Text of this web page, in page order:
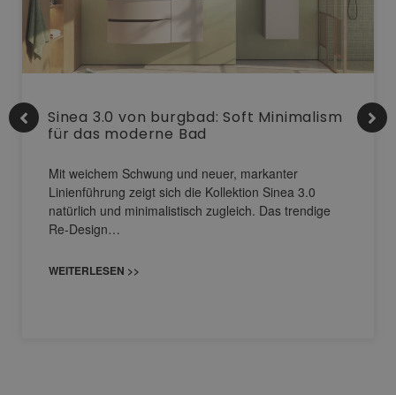
Sinea 3.0 von burgbad: Soft Minimalism
für das moderne Bad
Mit weichem Schwung und neuer, markanter
Linienführung zeigt sich die Kollektion Sinea 3.0
natürlich und minimalistisch zugleich. Das trendige
Re-Design…
WEITERLESEN >>